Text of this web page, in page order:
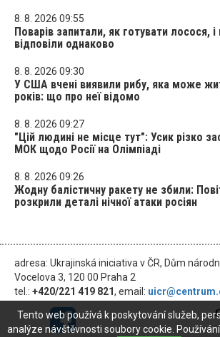
8. 8. 2026 09:55
Поварів запитали, як готувати лосося, і
відповіли однаково
8. 8. 2026 09:30
У США вчені виявили рибу, яка може
років: що про неї відомо
8. 8. 2026 09:27
"Цій людині не місце тут": Усик різко
МОК щодо Росії на Олімпіаді
8. 8. 2026 09:26
Жодну балістичну ракету не збили:
розкрили деталі нічної атаки росіян
adresa: Ukrajinská iniciativa v ČR, Dům
Vocelova 3, 120 00 Praha 2
tel.: +420/221 419 821, email:
Tento web používá k poskytování služeb,
analýze návštěvnosti soubory cookie.